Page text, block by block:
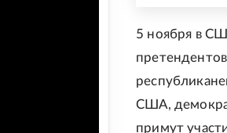
5 ноября в
США,
примут